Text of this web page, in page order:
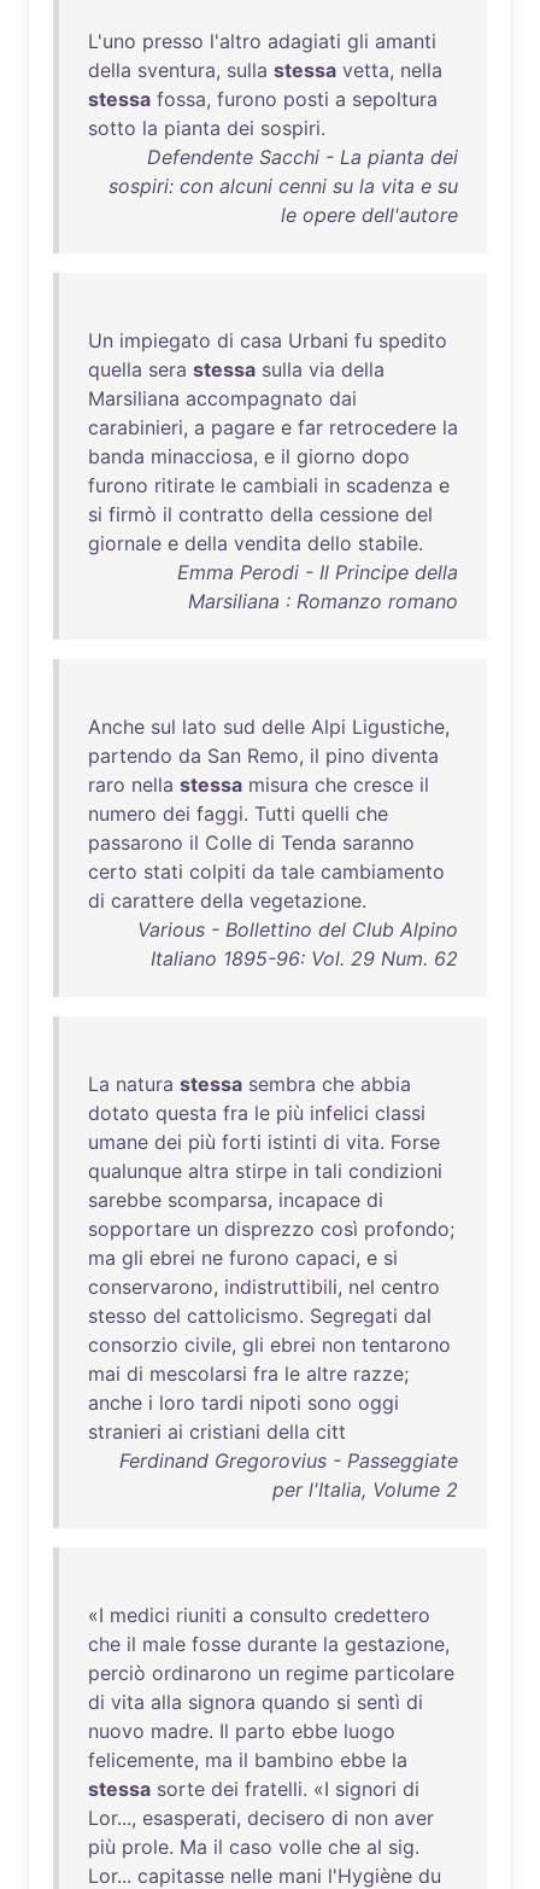
L'uno presso l'altro adagiati gli amanti
della sventura, sulla stessa vetta, nella
stessa fossa, furono posti a sepoltura
sotto la pianta dei sospiri.
Defendente Sacchi - La pianta dei
sospiri: con alcuni cenni su la vita e su
le opere dell'autore
Un impiegato di casa Urbani fu spedito
quella sera stessa sulla via della
Marsiliana accompagnato dai
carabinieri, a pagare e far retrocedere la
banda minacciosa, e il giorno dopo
furono ritirate le cambiali in scadenza e
si firmò il contratto della cessione del
giornale e della vendita dello stabile.
Emma Perodi - Il Principe della
Marsiliana : Romanzo romano
Anche sul lato sud delle Alpi Ligustiche,
partendo da San Remo, il pino diventa
raro nella stessa misura che cresce il
numero dei faggi. Tutti quelli che
passarono il Colle di Tenda saranno
certo stati colpiti da tale cambiamento
di carattere della vegetazione.
Various - Bollettino del Club Alpino
Italiano 1895-96: Vol. 29 Num. 62
La natura stessa sembra che abbia
dotato questa fra le più infelici classi
umane dei più forti istinti di vita. Forse
qualunque altra stirpe in tali condizioni
sarebbe scomparsa, incapace di
sopportare un disprezzo così profondo;
ma gli ebrei ne furono capaci, e si
conservarono, indistruttibili, nel centro
stesso del cattolicismo. Segregati dal
consorzio civile, gli ebrei non tentarono
mai di mescolarsi fra le altre razze;
anche i loro tardi nipoti sono oggi
stranieri ai cristiani della citt
Ferdinand Gregorovius - Passeggiate
per l'Italia, Volume 2
«I medici riuniti a consulto credettero
che il male fosse durante la gestazione,
perciò ordinarono un regime particolare
di vita alla signora quando si sentì di
nuovo madre. Il parto ebbe luogo
felicemente, ma il bambino ebbe la
stessa sorte dei fratelli. «I signori di
Lor..., esasperati, decisero di non aver
più prole. Ma il caso volle che al sig.
Lor... capitasse nelle mani l'Hygiène du